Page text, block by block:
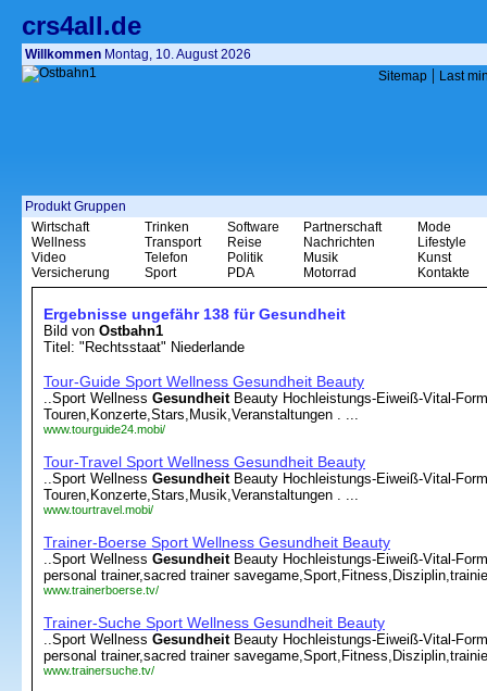
crs4all.de
Willkommen Montag, 10. August 2026
Sitemap | Last
Produkt Gruppen
Wirtschaft
Wellness
Video
Versicherung
Trinken
Transport
Telefon
Sport
Software
Reise
Politik
PDA
Partnerschaft
Nachrichten
Musik
Motorrad
Mode
Lifestyle
Kunst
Kontakte
Ergebnisse ungefähr 138 für Gesundheit
Bild von Ostbahn1
Titel: "Rechtsstaat" Niederlande
Tour-Guide Sport Wellness Gesundheit Beauty
..Sport Wellness GesundheitBeauty Hochleistungs-Eiweiß-Vital-
Touren,Konzerte,Stars,Musik,Veranstaltungen . ...
www.tourguide24.mobi/
Tour-Travel Sport Wellness Gesundheit Beauty
..Sport Wellness GesundheitBeauty Hochleistungs-Eiweiß-Vital-
Touren,Konzerte,Stars,Musik,Veranstaltungen . ...
www.tourtravel.mobi/
Trainer-Boerse Sport Wellness Gesundheit Beauty
..Sport Wellness GesundheitBeauty Hochleistungs-Eiweiß-Vital-
personal trainer,sacred trainer
www.trainerboerse.tv/
Trainer-Suche Sport Wellness Gesundheit Beauty
..Sport Wellness GesundheitBeauty Hochleistungs-Eiweiß-Vital-
personal trainer,sacred trainer
www.trainersuche.tv/